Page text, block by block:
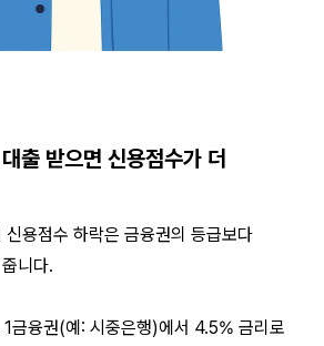
출 받으면 신용점수가 더
용점수 하락은 금융권의 등급보다
니다.
금융권(예: 시중은행)에서 4.5% 금리로